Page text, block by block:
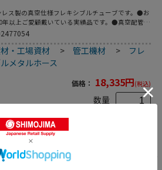
ス製の真空仕様フレキシブルチューブです。●お
年以上ご愛顧戴いている実績品です。●真空配管
(mm)：250●フランジサイズ：NW10●適合流
大気圧●使用温度範囲：-196～150℃(シール材の
により異なる)●Heリーク試験：1.33×10[[の-10
[[Ｍ3]]/sec以下●フレキ部：ステンレス
フランジ部：ステンレス(SUS316L)
・工場資材 >管工機材 > フレ
メタルホース
価格： 18,335円(税込)
数量
カートに入れる